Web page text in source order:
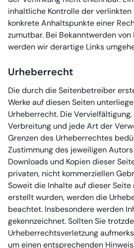
inhaltliche Kontrolle der
konkrete Anhaltspunkte einer
zumutbar. Bei Bekanntwerden
werden wir derartige Links
Urheberrecht
Die durch die Seitenbetreiber
Werke auf diesen Seiten
Urheberrecht. Die
Verbreitung und jede Art der
Grenzen des Urheberrechtes
Zustimmung des jeweiligen
Downloads und Kopien dieser
privaten, nicht kommerziellen
Soweit die Inhalte auf dieser
erstellt wurden, werden die
beachtet. Insbesondere werden
gekennzeichnet. Sollten Sie
Urheberrechtsverletzung
um einen entsprechenden